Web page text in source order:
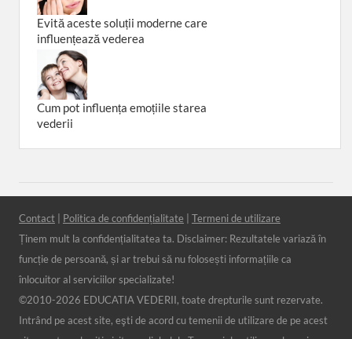
Evită aceste soluții moderne care
influențează vederea
Cum pot influența emoțiile starea
vederii
Contact Politica de confidențialitate
Termeni de utilizare
Ținem mult la confidențialitatea ta. Disclaimer: Rezultatele variază în
funcție de persoană, și ar trebui să nu folosești informațiile ca
înlocuitor al serviciilor specializate!
©2010-2026 EDUCATIA VEDERII, toate drepturile sunt rezervate.
Intrând pe acest site, eşti de acord cu temenii de utilizare de pe acest